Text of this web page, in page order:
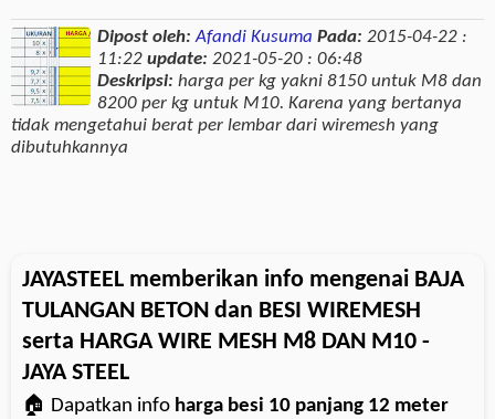
Dipost oleh: Afandi Kusuma Pada: 2015-04-22 :
11:22 update: 2021-05-20 : 06:48
Deskripsi:harga per kg yakni 8150 untuk M8 dan
8200 per kg untuk M10. Karena yang bertanya
tidak mengetahui berat per lembar dari wiremesh yang
dibutuhkannya
JAYASTEEL memberikan info mengenai BAJA
TULANGAN BETON dan BESI WIREMESH
serta HARGA WIRE MESH M8 DAN M10 -
JAYA STEEL
🏠 Dapatkan info harga besi 10 panjang 12 meter